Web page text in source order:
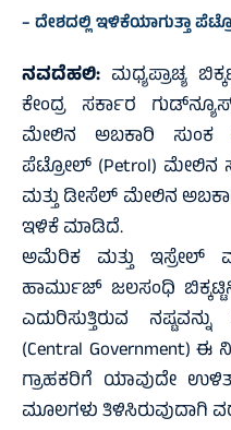
– ದೇಶದಲ್ಲಿ ಇಳಿಕೆಯಾಗುತ್ತಾ
ನವದೆಹಲಿ: ಮಧ್ಯಪ್ರಾಚ್ಯ
ಕೇಂದ್ರ ಸರ್ಕಾರ
ಮೇಲಿನ ಅಬಕಾರಿ ಸುಂಕ
ಪೆಟ್ರೋಲ್‌ (Petrol) ಮೇಲಿನ
ಮತ್ತು ಡೀಸೆಲ್‌ ಮೇಲಿನ ಅಬಕಾರಿ
ಇಳಿಕೆ ಮಾಡಿದೆ.
ಅಮೆರಿಕ ಮತ್ತು ಇಸ್ರೇಲ್
ಹಾರ್ಮುಜ್‌ ಜಲಸಂಧಿ
ಎದುರಿಸುತ್ತಿರುವ
(Central Government)
ಗ್ರಾಹಕರಿಗೆ ಯಾವುದೇ
ಮೂಲಗಳು ತಿಳಿಸಿರುವುದಾಗಿ